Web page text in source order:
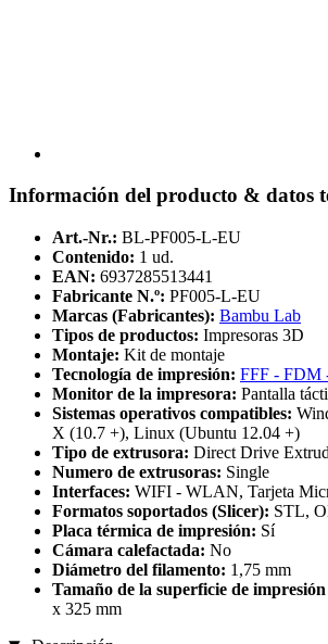
Información del producto & datos
Art.-Nr.: BL-PF005-L-EU
Contenido: 1 ud.
EAN: 6937285513441
Fabricante N.º: PF005-L-EU
Marcas (Fabricantes): Bambu Lab
Tipos de productos: Impresoras 3D
Montaje: Kit de montaje
Tecnología de impresión: FFF - FDM
Monitor de la impresora: Pantalla
Sistemas operativos compatibles:
X (10.7 +), Linux (Ubuntu 12.04 +)
Tipo de extrusora: Direct Drive
Numero de extrusoras: Single
Interfaces: WIFI - WLAN, Tarjeta
Formatos soportados (Slicer): STL,
Placa térmica de impresión: Sí
Cámara calefactada: No
Diámetro del filamento: 1,75 mm
Tamaño de la superficie de
x 325 mm